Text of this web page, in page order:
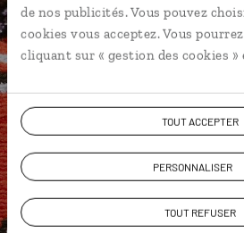
de nos publicités. Vous pouvez
cookies vous acceptez. Vous
cliquant sur « gestion des cookies »
TOUT ACCEPTER
PERSONNALISER
TOUT REFUSER
Cédric,
spécialiste
spécialistes
Ils sauront organiser votre
près de vos envies et de la
Échangez en face à face ou
connectés en agence, mais